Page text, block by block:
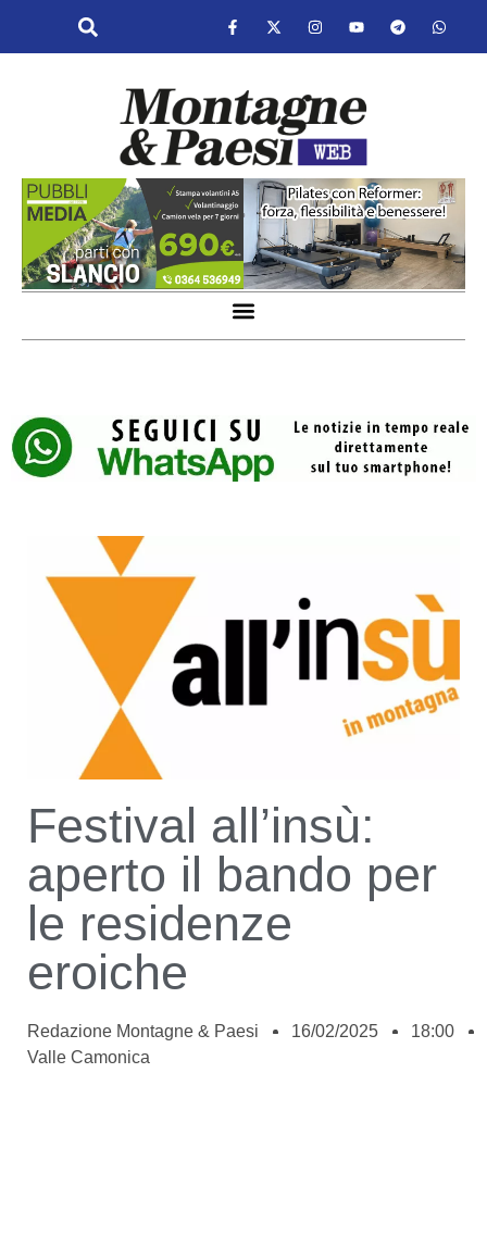
Festival all’insù:
aperto il bando per
le residenze
eroiche
Redazione Montagne & Paesi 16/02/2025
18:00
Valle Camonica